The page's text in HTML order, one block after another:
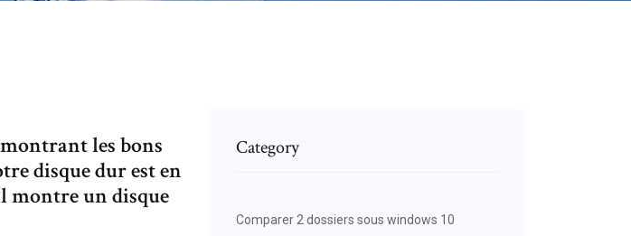
les bons
disque dur est en
montre un disque
Category
Comparer 2 dossiers sous windows 10